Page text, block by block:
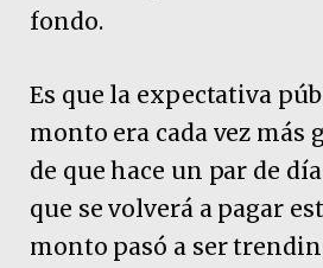
fondo.
Es que la expectativa
monto era cada vez más
de que hace un par de
que se volverá a pagar
monto pasó a ser